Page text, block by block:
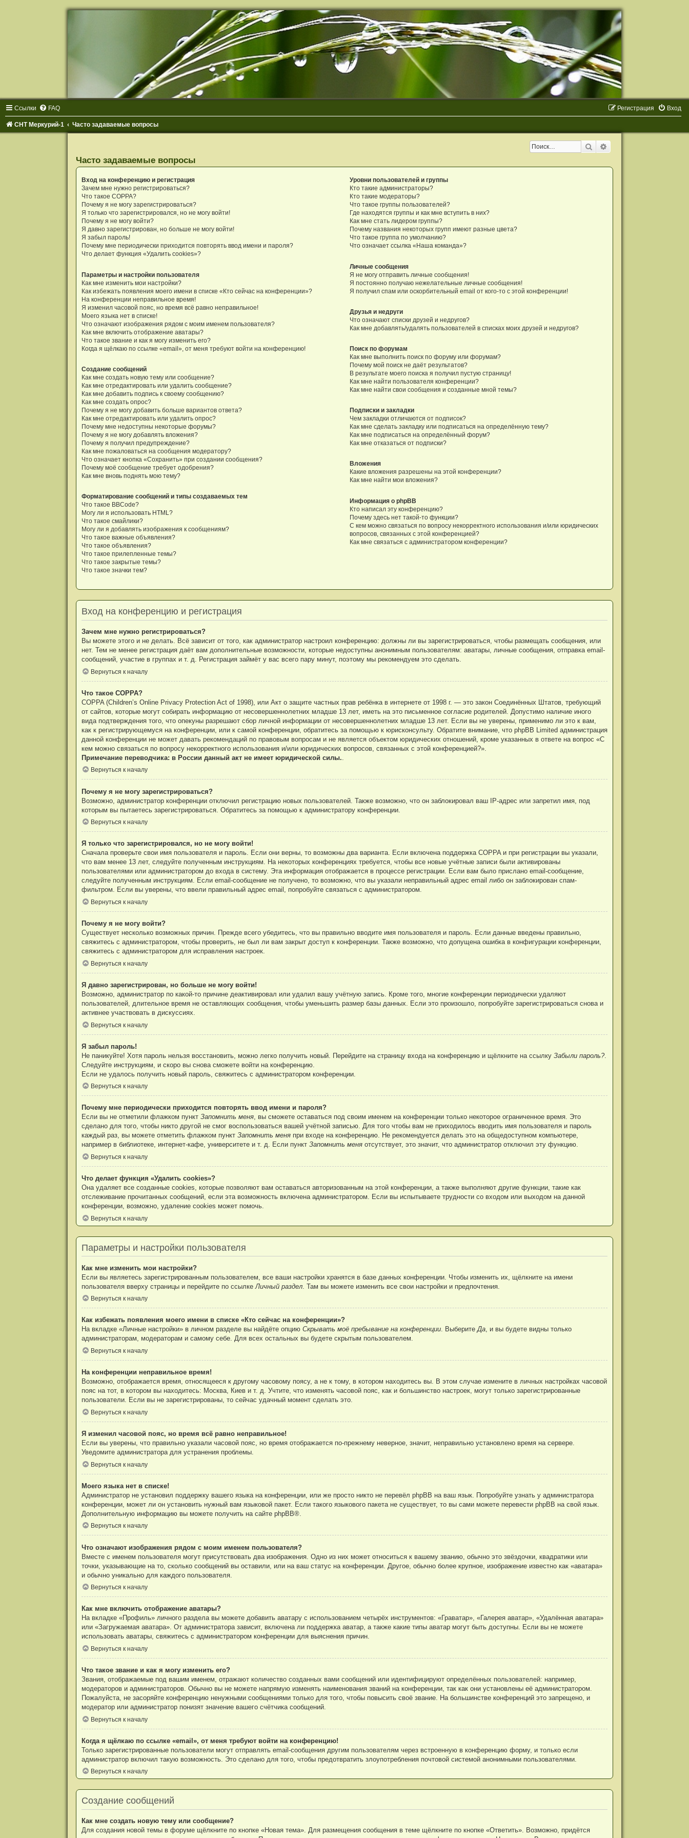
Ссылки FAQ Вход
Регистрация
СНТ Меркурий-1 Часто задаваемые вопросы
Поиск
Часто задаваемые вопросы
Вход на конференцию и регистрация
Зачем мне нужно регистрироваться?
Что такое COPPA?
Почему я не могу зарегистрироваться?
Я только что зарегистрировался, но не могу войти!
Почему я не могу войти?
Я давно зарегистрирован, но больше не могу войти!
Я забыл пароль!
Почему мне периодически приходится повторять ввод имени и пароля?
Что делает функция «Удалить cookies»?
Параметры и настройки пользователя
Как мне изменить мои настройки?
Как избежать появления моего имени в списке «Кто сейчас на конференции»?
На конференции неправильное время!
Я изменил часовой пояс, но время всё равно неправильное!
Моего языка нет в списке!
Что означают изображения рядом с моим именем пользователя?
Как мне включить отображение аватары?
Что такое звание и как я могу изменить его?
Когда я щёлкаю по ссылке «email», от меня требуют войти на конференцию!
Создание сообщений
Как мне создать новую тему или сообщение?
Как мне отредактировать или удалить сообщение?
Как мне добавить подпись к своему сообщению?
Как мне создать опрос?
Почему я не могу добавить больше вариантов ответа?
Как мне отредактировать или удалить опрос?
Почему мне недоступны некоторые форумы?
Почему я не могу добавлять вложения?
Почему я получил предупреждение?
Как мне пожаловаться на сообщения модератору?
Что означает кнопка «Сохранить» при создании сообщения?
Почему моё сообщение требует одобрения?
Как мне вновь поднять мою тему?
Форматирование сообщений и типы создаваемых тем
Что такое BBCode?
Могу ли я использовать HTML?
Что такое смайлики?
Могу ли я добавлять изображения к сообщениям?
Что такое важные объявления?
Что такое объявления?
Что такое прилепленные темы?
Что такое закрытые темы?
Что такое значки тем?
Уровни пользователей и группы
Кто такие администраторы?
Кто такие модераторы?
Что такое группы пользователей?
Где находятся группы и как мне вступить в них?
Как мне стать лидером группы?
Почему названия некоторых групп имеют разные цвета?
Что такое группа по умолчанию?
Что означает ссылка «Наша команда»?
Личные сообщения
Я не могу отправить личные сообщения!
Я постоянно получаю нежелательные личные сообщения!
Я получил спам или оскорбительный email от кого-то с этой конференции!
Друзья и недруги
Что означают списки друзей и недругов?
Как мне добавлять/удалять пользователей в списках моих друзей и недругов?
Поиск по форумам
Как мне выполнить поиск по форуму или форумам?
Почему мой поиск не даёт результатов?
В результате моего поиска я получил пустую страницу!
Как мне найти пользователя конференции?
Как мне найти свои сообщения и созданные мной темы?
Подписки и закладки
Чем закладки отличаются от подписок?
Как мне сделать закладку или подписаться на определённую тему?
Как мне подписаться на определённый форум?
Как мне отказаться от подписки?
Вложения
Какие вложения разрешены на этой конференции?
Как мне найти мои вложения?
Информация о phpBB
Кто написал эту конференцию?
Почему здесь нет такой-то функции?
С кем можно связаться по вопросу некорректного использования и/или юридических
вопросов, связанных с этой конференцией?
Как мне связаться с администратором конференции?
Вход на конференцию и регистрация
Зачем мне нужно регистрироваться?
Вы можете этого и не делать. Всё зависит от того, как администратор настроил конференцию: должны ли вы зарегистрироваться, чтобы размещать сообщения, или
нет. Тем не менее регистрация даёт вам дополнительные возможности, которые недоступны анонимным пользователям: аватары, личные сообщения, отправка email-
сообщений, участие в группах и т. д. Регистрация займёт у вас всего пару минут, поэтому мы рекомендуем это сделать.
Вернуться к началу
Что такое COPPA?
COPPA (Children’s Online Privacy Protection Act of 1998), или Акт о защите частных прав ребёнка в интернете от 1998 г. — это закон Соединённых Штатов, требующий
от сайтов, которые могут собирать информацию от несовершеннолетних младше 13 лет, иметь на это письменное согласие родителей. Допустимо наличие иного
вида подтверждения того, что опекуны разрешают сбор личной информации от несовершеннолетних младше 13 лет. Если вы не уверены, применимо ли это к вам,
как к регистрирующемуся на конференции, или к самой конференции, обратитесь за помощью к юрисконсульту. Обратите внимание, что phpBB Limited администрация
данной конференции не может давать рекомендаций по правовым вопросам и не является объектом юридических отношений, кроме указанных в ответе на вопрос «С
кем можно связаться по вопросу некорректного использования и/или юридических вопросов, связанных с этой конференцией?».
Примечание переводчика: в России данный акт не имеет юридической силы.
Вернуться к началу
Почему я не могу зарегистрироваться?
Возможно, администратор конференции отключил регистрацию новых пользователей. Также возможно, что он заблокировал ваш IP-адрес или запретил имя, под
которым вы пытаетесь зарегистрироваться. Обратитесь за помощью к администратору конференции.
Вернуться к началу
Я только что зарегистрировался, но не могу войти!
Сначала проверьте свои имя пользователя и пароль. Если они верны, то возможны два варианта. Если включена поддержка COPPA и при регистрации вы указали,
что вам менее 13 лет, следуйте полученным инструкциям. На некоторых конференциях требуется, чтобы все новые учётные записи были активированы
пользователями или администратором до входа в систему. Эта информация отображается в процессе регистрации. Если вам было прислано email-сообщение,
следуйте полученным инструкциям. Если email-сообщение не получено, то возможно, что вы указали неправильный адрес email либо он заблокирован спам-
фильтром. Если вы уверены, что ввели правильный адрес email, попробуйте связаться с администратором.
Вернуться к началу
Почему я не могу войти?
Существует несколько возможных причин. Прежде всего убедитесь, что вы правильно вводите имя пользователя и пароль. Если данные введены правильно,
свяжитесь с администратором, чтобы проверить, не был ли вам закрыт доступ к конференции. Также возможно, что допущена ошибка в конфигурации конференции,
свяжитесь с администратором для исправления настроек.
Вернуться к началу
Я давно зарегистрирован, но больше не могу войти!
Возможно, администратор по какой-то причине деактивировал или удалил вашу учётную запись. Кроме того, многие конференции периодически удаляют
пользователей, длительное время не оставляющих сообщения, чтобы уменьшить размер базы данных. Если это произошло, попробуйте зарегистрироваться снова и
активнее участвовать в дискуссиях.
Вернуться к началу
Я забыл пароль!
Не паникуйте! Хотя пароль нельзя восстановить, можно легко получить новый. Перейдите на страницу входа на конференцию и щёлкните на ссылку Забыли пароль?.
Следуйте инструкциям, и скоро вы снова сможете войти на конференцию.
Если не удалось получить новый пароль, свяжитесь с администратором конференции.
Вернуться к началу
Почему мне периодически приходится повторять ввод имени и пароля?
Если вы не отметили флажком пункт Запомнить меня, вы сможете оставаться под своим именем на конференции только некоторое ограниченное время. Это
сделано для того, чтобы никто другой не смог воспользоваться вашей учётной записью. Для того чтобы вам не приходилось вводить имя пользователя и пароль
каждый раз, вы можете отметить флажком пункт Запомнить меняпри входе на конференцию. Не рекомендуется делать это на общедоступном компьютере,
например в библиотеке, интернет-кафе, университете и т. д. Если пункт Запомнить меняотсутствует, это значит, что администратор отключил эту функцию.
Вернуться к началу
Что делает функция «Удалить cookies»?
Она удаляет все созданные cookies, которые позволяют вам оставаться авторизованным на этой конференции, а также выполняют другие функции, такие как
отслеживание прочитанных сообщений, если эта возможность включена администратором. Если вы испытываете трудности со входом или выходом на данной
конференции, возможно, удаление cookies может помочь.
Вернуться к началу
Параметры и настройки пользователя
Как мне изменить мои настройки?
Если вы являетесь зарегистрированным пользователем, все ваши настройки хранятся в базе данных конференции. Чтобы изменить их, щёлкните на имени
пользователя вверху страницы и перейдите по ссылке Личный раздел. Там вы можете изменить все свои настройки и предпочтения.
Вернуться к началу
Как избежать появления моего имени в списке «Кто сейчас на конференции»?
На вкладке «Личные настройки» в личном разделе вы найдёте опцию Скрывать моё пребывание на конференции. ВыберитеДа, и вы будете видны только
администраторам, модераторам и самому себе. Для всех остальных вы будете скрытым пользователем.
Вернуться к началу
На конференции неправильное время!
Возможно, отображается время, относящееся к другому часовому поясу, а не к тому, в котором находитесь вы. В этом случае измените в личных настройках часовой
пояс на тот, в котором вы находитесь: Москва, Киев и т. д. Учтите, что изменять часовой пояс, как и большинство настроек, могут только зарегистрированные
пользователи. Если вы не зарегистрированы, то сейчас удачный момент сделать это.
Вернуться к началу
Я изменил часовой пояс, но время всё равно неправильное!
Если вы уверены, что правильно указали часовой пояс, но время отображается по-прежнему неверное, значит, неправильно установлено время на сервере.
Уведомите администратора для устранения проблемы.
Вернуться к началу
Моего языка нет в списке!
Администратор не установил поддержку вашего языка на конференции, или же просто никто не перевёл phpBB на ваш язык. Попробуйте узнать у администратора
конференции, может ли он установить нужный вам языковой пакет. Если такого языкового пакета не существует, то вы сами можете перевести phpBB на свой язык.
Дополнительную информацию вы можете получить на сайте phpBB®.
Вернуться к началу
Что означают изображения рядом с моим именем пользователя?
Вместе с именем пользователя могут присутствовать два изображения. Одно из них может относиться к вашему званию, обычно это звёздочки, квадратики или
точки, указывающие на то, сколько сообщений вы оставили, или на ваш статус на конференции. Другое, обычно более крупное, изображение известно как «аватара»
и обычно уникально для каждого пользователя.
Вернуться к началу
Как мне включить отображение аватары?
На вкладке «Профиль» личного раздела вы можете добавить аватару с использованием четырёх инструментов: «Граватар», «Галерея аватар», «Удалённая аватара»
или «Загружаемая аватара». От администратора зависит, включена ли поддержка аватар, а также какие типы аватар могут быть доступны. Если вы не можете
использовать аватары, свяжитесь с администратором конференции для выяснения причин.
Вернуться к началу
Что такое звание и как я могу изменить его?
Звания, отображаемые под вашим именем, отражают количество созданных вами сообщений или идентифицируют определённых пользователей: например,
модераторов и администраторов. Обычно вы не можете напрямую изменять наименования званий на конференции, так как они установлены её администратором.
Пожалуйста, не засоряйте конференцию ненужными сообщениями только для того, чтобы повысить своё звание. На большинстве конференций это запрещено, и
модератор или администратор понизят значение вашего счётчика сообщений.
Вернуться к началу
Когда я щёлкаю по ссылке «email», от меня требуют войти на конференцию!
Только зарегистрированные пользователи могут отправлять email-сообщения другим пользователям через встроенную в конференцию форму, и только если
администратор включил такую возможность. Это сделано для того, чтобы предотвратить злоупотребления почтовой системой анонимными пользователями.
Вернуться к началу
Создание сообщений
Как мне создать новую тему или сообщение?
Для создания новой темы в форуме щёлкните по кнопке «Новая тема». Для размещения сообщения в теме щёлкните по кнопке «Ответить». Возможно, придётся